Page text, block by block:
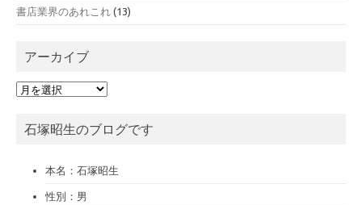
書店業界のあれこれ (13)
アーカイブ
ア
イ石塚昭生のブログです
本名：石塚昭生
性別：男